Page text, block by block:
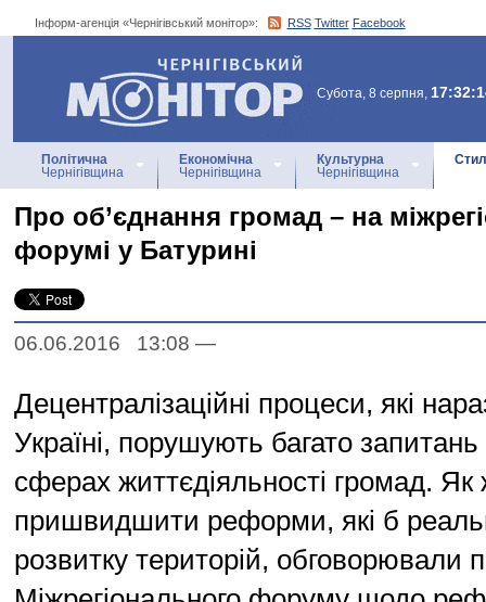
Інформ-агенція «Чернігівський монітор»: RSS Twitter Facebook
Інформ-агенція
«Чернігівський монітор»
Субота, 8 серпня,
Політична
Чернігівщина
Економічна
Чернігівщина
Культурна
Чернігівщина
Про об’єднання громад – на
форумі у Батурині
06.06.2016 13:08 —
Децентралізаційні процеси, які
Україні, порушують багато запитань
сферах життєдіяльності громад. Як
пришвидшити реформи, які б
розвитку територій, обговорювали